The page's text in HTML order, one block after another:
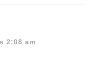
2:08 am